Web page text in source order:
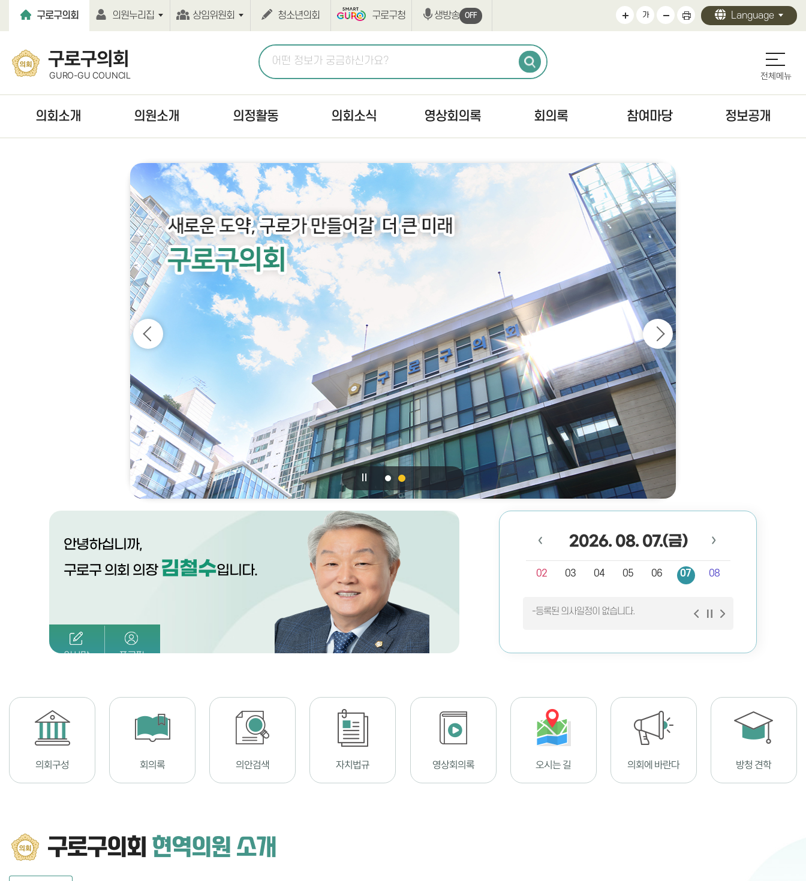
구로구의회
의원누리집 상임위원회 청소년의회 구로구청 생방송 OFF 가 Language
구로구의회
GURO-GU COUNCIL
의회소개 의원소개
역대의원
의원윤리강령
의원행동강령
의정활동
보도자료
의정활동사진
의회간행물
홍보동영상
정보공개
의원 연구단체
의회소식
고시/공고
조례·규칙입법예고
반부패·청렴
영상회의록
본회의
상임위원회
구정질문
회의록
의안통계
참여마당
청원/진정 안내
주민조례청구안내
방청·견학
자치법규
의회용어사전
통합검색
설문조사
정보공개
전체메뉴
안녕하십니까,
구로구 의회 의장 김철수입니다.
인사말 프로필
2026. 08. 07.(금)
02 03 04 05 06 07 08
등록된 의사일정이 없습니다.
의회구성 회의록 의안검색 자치법규 영상회의록 오시는 길 의회에 바란다 방청 견학
구로구의회 현역의원 소개